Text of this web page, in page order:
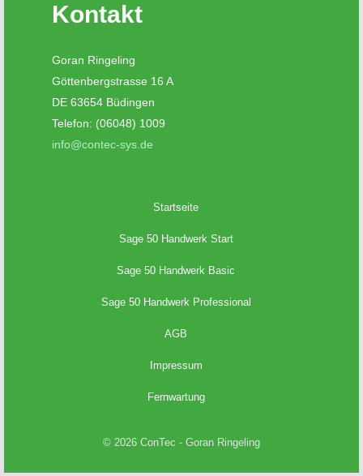
Kontakt
Goran Ringeling
Göttenbergstrasse 16 A
DE 63654 Büdingen
Telefon: (06048) 1009
info@contec-sys.de
Startseite
Sage 50 Handwerk Start
Sage 50 Handwerk Basic
Sage 50 Handwerk Professional
AGB
Impressum
Fernwartung
© 2026 ConTec - Goran Ringeling